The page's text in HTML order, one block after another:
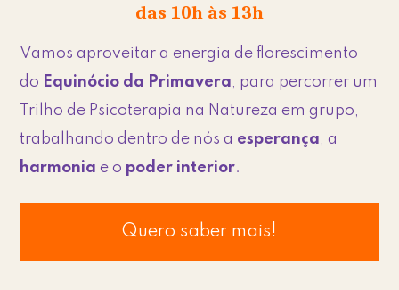
das 10h às 13h
Vamos aproveitar a energia de florescimento
do Equinócio da Primavera, para percorrer um
Trilho de Psicoterapia na Natureza em grupo,
trabalhando dentro de nós a esperança, a
harmonia e o poder interior.
Quero saber mais!